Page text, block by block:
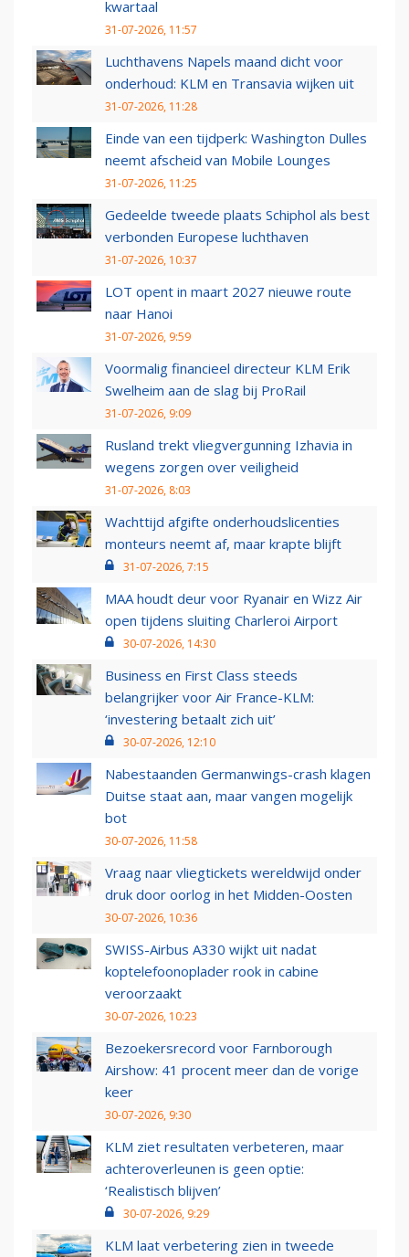
kwartaal
31-07-2026, 11:57
Luchthavens Napels maand dicht voor
onderhoud: KLM en Transavia wijken uit
31-07-2026, 11:28
Einde van een tijdperk: Washington Dulles
neemt afscheid van Mobile Lounges
31-07-2026, 11:25
Gedeelde tweede plaats Schiphol als best
verbonden Europese luchthaven
31-07-2026, 10:37
LOT opent in maart 2027 nieuwe route
naar Hanoi
31-07-2026, 9:59
Voormalig financieel directeur KLM Erik
Swelheim aan de slag bij ProRail
31-07-2026, 9:09
Rusland trekt vliegvergunning Izhavia in
wegens zorgen over veiligheid
31-07-2026, 8:03
Wachttijd afgifte onderhoudslicenties
monteurs neemt af, maar krapte blijft
31-07-2026, 7:15
MAA houdt deur voor Ryanair en Wizz Air
open tijdens sluiting Charleroi Airport
30-07-2026, 14:30
Business en First Class steeds
belangrijker voor Air France-KLM:
‘investering betaalt zich uit’
30-07-2026, 12:10
Nabestaanden Germanwings-crash klagen
Duitse staat aan, maar vangen mogelijk
bot
30-07-2026, 11:58
Vraag naar vliegtickets wereldwijd onder
druk door oorlog in het Midden-Oosten
30-07-2026, 10:36
SWISS-Airbus A330 wijkt uit nadat
koptelefoonoplader rook in cabine
veroorzaakt
30-07-2026, 10:23
Bezoekersrecord voor Farnborough
Airshow: 41 procent meer dan de vorige
keer
30-07-2026, 9:30
KLM ziet resultaten verbeteren, maar
achteroverleunen is geen optie:
‘Realistisch blijven’
30-07-2026, 9:29
KLM laat verbetering zien in tweede